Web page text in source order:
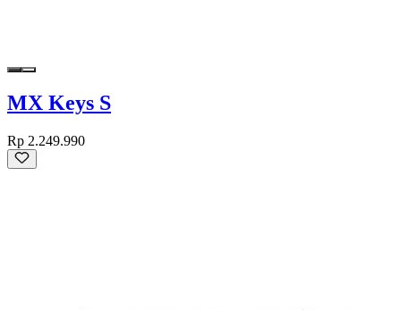
MX Keys S
Rp 2.249.990